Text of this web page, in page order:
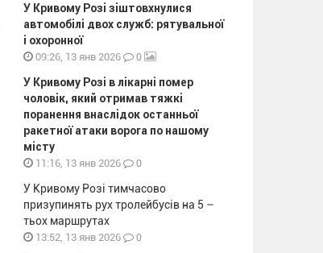
У Кривому Розі зіштовхнулися
автомобілі двох служб: рятувальної
і охоронної
09:26, 13 янв 2026 0
У Кривому Розі в лікарні помер
чоловік, який отримав тяжкі
поранення внаслідок останньої
ракетної атаки ворога по нашому
місту
11:16, 13 янв 2026 0
У Кривому Розі тимчасово
призупинять рух тролейбусів на 5 –
тьох маршрутах
13:52, 13 янв 2026 0